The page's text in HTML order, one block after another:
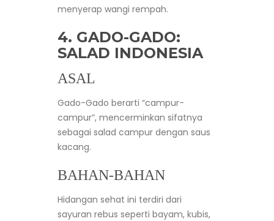
menyerap wangi rempah.
4. GADO-GADO:
SALAD INDONESIA
ASAL
Gado-Gado berarti “campur-
campur”, mencerminkan sifatnya
sebagai salad campur dengan saus
kacang.
BAHAN-BAHAN
Hidangan sehat ini terdiri dari
sayuran rebus seperti bayam, kubis,